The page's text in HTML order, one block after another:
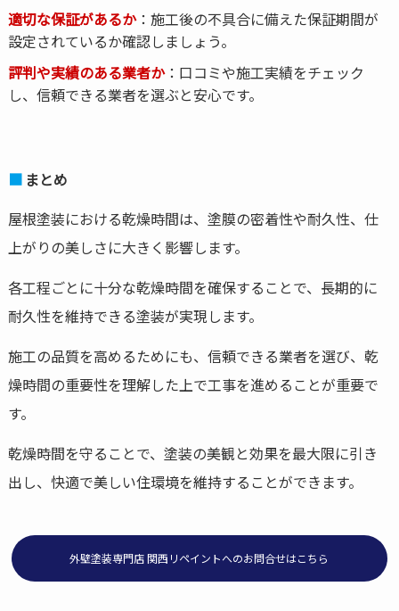
適切な保証があるか：施工後の不具合に備えた保証期間が
設定されているか確認しましょう。
評判や実績のある業者か：口コミや施工実績をチェック
し、信頼できる業者を選ぶと安心です。
まとめ
屋根塗装における乾燥時間は、塗膜の密着性や耐久性、仕
上がりの美しさに大きく影響します。
各工程ごとに十分な乾燥時間を確保することで、長期的に
耐久性を維持できる塗装が実現します。
施工の品質を高めるためにも、信頼できる業者を選び、乾
燥時間の重要性を理解した上で工事を進めることが重要で
す。
乾燥時間を守ることで、塗装の美観と効果を最大限に引き
出し、快適で美しい住環境を維持することができます。
外壁塗装専門店 関西リペイントへのお問合せはこちら